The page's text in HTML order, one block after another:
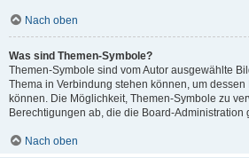
Nach oben
Was sind Themen-Symbole?
Themen-Symbole sind vom Autor ausgewählte
Thema in Verbindung stehen können, um
können. Die Möglichkeit, Themen-Symbole zu
Berechtigungen ab, die die Board-Administration
Nach oben